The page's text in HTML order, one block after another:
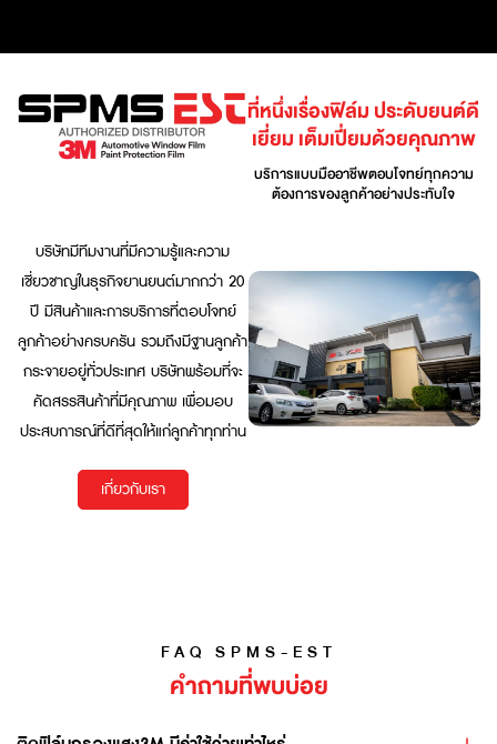
ที่หนึ่งเรื่องฟิล์ม ประดับยนต์ดี
เยี่ยม เต็มเปี่ยมด้วยคุณภาพ
บริการแบบมืออาชีพตอบโจทย์ทุกความ
ต้องการของลูกค้าอย่างประทับใจ
บริษัทมีทีมงานที่มีความรู้และความ
เชี่ยวชาญในธุรกิจยานยนต์มากกว่า 20
ปี มีสินค้าและการบริการที่ตอบโจทย์
ลูกค้าอย่างครบครัน รวมถึงมีฐานลูกค้า
กระจายอยู่ทั่วประเทศ บริษัทพร้อมที่จะ
คัดสรรสินค้าที่มีคุณภาพ เพื่อมอบ
ประสบการณ์ที่ดีที่สุดให้แก่ลูกค้าทุกท่าน
เกี่ยวกับเรา
FAQ SPMS-EST
คำถามที่พบบ่อย